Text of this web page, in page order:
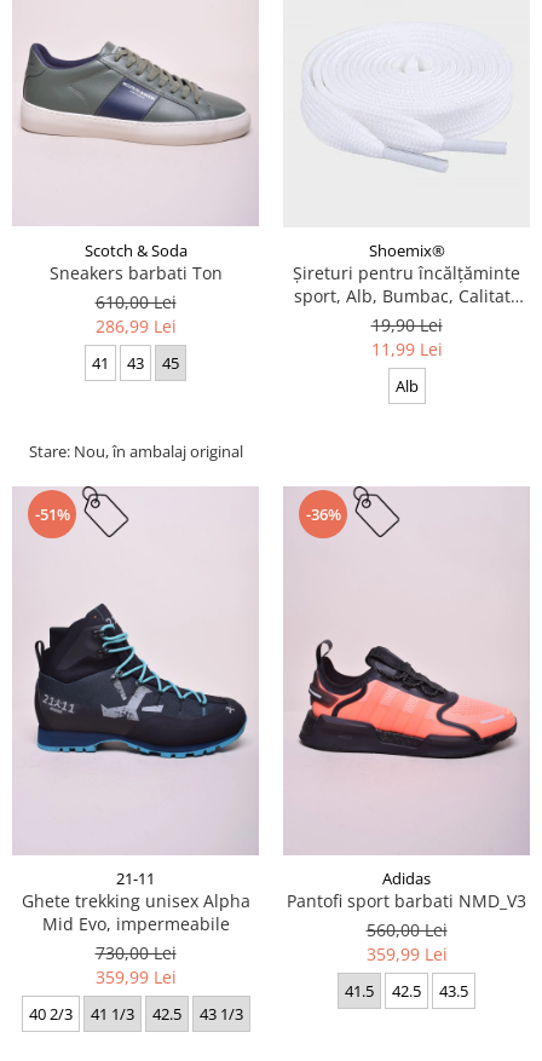
Scotch & Soda
Sneakers barbati Ton
610,00 Lei
286,99 Lei
41 43 45
Stare: Nou, în ambalaj original
Shoemix®
Șireturi pentru încălțăminte
sport, Alb, Bumbac, Calitate
premium, 100 cm x 0.8 cm
19,90 Lei
11,99 Lei
Alb
-51%
21-11
Ghete trekking unisex Alpha
Mid Evo, impermeabile
730,00 Lei
359,99 Lei
40 2/3 41 1/3 42.5 43 1/3
-36%
Adidas
Pantofi sport barbati NMD_V3
560,00 Lei
359,99 Lei
41.5 42.5 43.5